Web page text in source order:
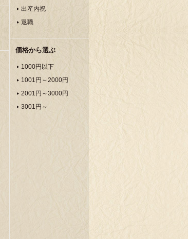
出産内祝
退職
価格から選ぶ
1000円以下
1001円～2000円
2001円～3000円
3001円～